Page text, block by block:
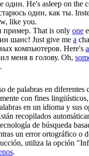
один. He's asleep on the
один, как ты.
like you.
пример. That is only one
шанс! Just give me a
компьютеров. Here's
меня в голову. Oh,
de palabras en diferentes
con fines
en un idioma y sus
recopilados
de búsqueda
un error ortográfico o
utiliza la opción
.